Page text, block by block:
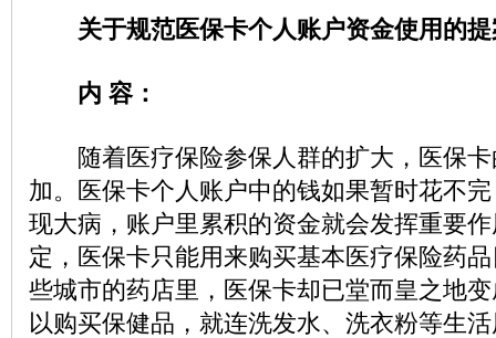
关于规范医保卡个人账户资金使用的提
内 容：
随着医疗保险参保人群的扩大，医保卡
加。医保卡个人账户中的钱如果暂时花不
现大病，账户里累积的资金就会发挥重要
定，医保卡只能用来购买基本医疗保险药
些城市的药店里，医保卡却已堂而皇之地变
以购买保健品，就连洗发水、洗衣粉等生